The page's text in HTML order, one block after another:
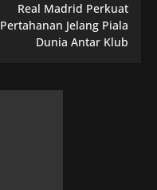
Real Madrid Perkuat
Pertahanan Jelang Piala
Dunia Antar Klub